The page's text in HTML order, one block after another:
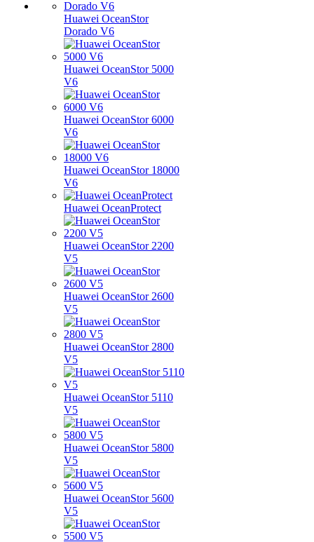
Huawei OceanStor
Dorado V6
Huawei OceanStor 5000
V6
Huawei OceanStor 6000
V6
Huawei OceanStor 18000
V6
Huawei OceanProtect
Huawei OceanStor 2200
V5
Huawei OceanStor 2600
V5
Huawei OceanStor 2800
V5
Huawei OceanStor 5110
V5
Huawei OceanStor 5800
V5
Huawei OceanStor 5600
V5